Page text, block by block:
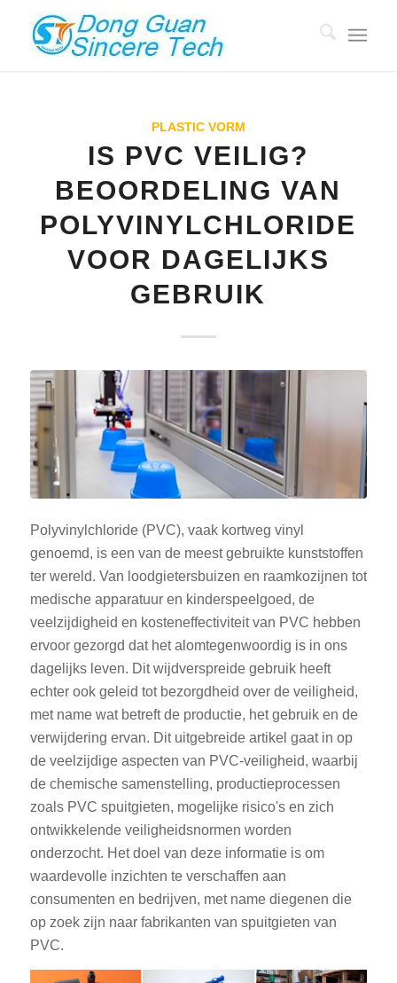
PLASTIC VORM
IS PVC VEILIG?
BEOORDELING VAN
POLYVINYLCHLORIDE
VOOR DAGELIJKS
GEBRUIK
Polyvinylchloride (PVC), vaak kortweg vinyl
genoemd, is een van de meest gebruikte kunststoffen
ter wereld. Van loodgietersbuizen en raamkozijnen tot
medische apparatuur en kinderspeelgoed, de
veelzijdigheid en kosteneffectiviteit van PVC hebben
ervoor gezorgd dat het alomtegenwoordig is in ons
dagelijks leven. Dit wijdverspreide gebruik heeft
echter ook geleid tot bezorgdheid over de veiligheid,
met name wat betreft de productie, het gebruik en de
verwijdering ervan. Dit uitgebreide artikel gaat in op
de veelzijdige aspecten van PVC-veiligheid, waarbij
de chemische samenstelling, productieprocessen
zoals PVC spuitgieten, mogelijke risico's en zich
ontwikkelende veiligheidsnormen worden
onderzocht. Het doel van deze informatie is om
waardevolle inzichten te verschaffen aan
consumenten en bedrijven, met name diegenen die
op zoek zijn naar fabrikanten van spuitgieten van
PVC.